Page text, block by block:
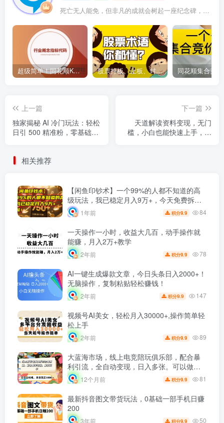
死亡无人能免，但非凡的成就会树起一座纪念碑，它将一直立到太阳冷却之时
超级简单！同花顺K线界面显示行业概念指标代码图解 股票打板、上板、封板、翘板、炸板是什么意思？炒股你必须懂的暗语！
上一篇
独家揭秘 AI 冷门玩法：轻松
日引 500 精准粉，零基础友
下一篇
天道解读资料变现，无门
槛，小白也能快速上手，稳
相关推荐
【闲鱼印钞术】一个99%的人都不知道的高
级玩法，我已稳定月入9万+，今天免费拆
解！1年前 积分9.9 84
一天操作一小时，收益大几百，动手操作就
能赚，月入2万+教学
2年前 积分9.9 78
AI一键生成爆款文章，今日头条日入2000+！
无脑操作，复制粘贴轻松赚钱！
2年前 积分9.9 147
视频号AI美女，轻松月入30000+,操作简单轻
松上手
2年前 积分9.9 89
大蓝海市场，线上电竞陪玩俱乐部，配合暴
利引流，全自动变现，日入多张。可以做一
辈子的项目。
12个月前 积分9.9 81
最新抖音图文带货玩法，0基础一部手机日赚
200
3年前 积分9.9 50